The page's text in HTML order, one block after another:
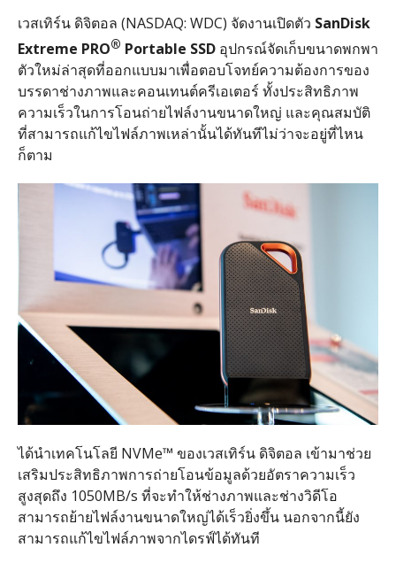
เวสเทิร์น ดิจิตอล (NASDAQ: WDC) จัดงานเปิดตัว SanDisk
Extreme PRO® Portable SSDอุปกรณ์จัดเก็บขนาดพกพา
ตัวใหม่ล่าสุดที่ออกแบบมาเพื่อตอบโจทย์ความต้องการของ
บรรดาช่างภาพและคอนเทนต์ครีเอเตอร์ ทั้งประสิทธิภาพ
ความเร็วในการโอนถ่ายไฟล์งานขนาดใหญ่ และคุณสมบัติ
ที่สามารถแก้ไขไฟล์ภาพเหล่านั้นได้ทันทีไม่ว่าจะอยู่ที่ไหน
ก็ตาม
ได้นำเทคโนโลยี NVMe™ ของเวสเทิร์น ดิจิตอล เข้ามาช่วย
เสริมประสิทธิภาพการถ่ายโอนข้อมูลด้วยอัตราความเร็ว
สูงสุดถึง 1050MB/s ที่จะทำให้ช่างภาพและช่างวิดีโอ
สามารถย้ายไฟล์งานขนาดใหญ่ได้เร็วยิ่งขึ้น นอกจากนี้ยัง
สามารถแก้ไขไฟล์ภาพจากไดรฟ์ได้ทันที